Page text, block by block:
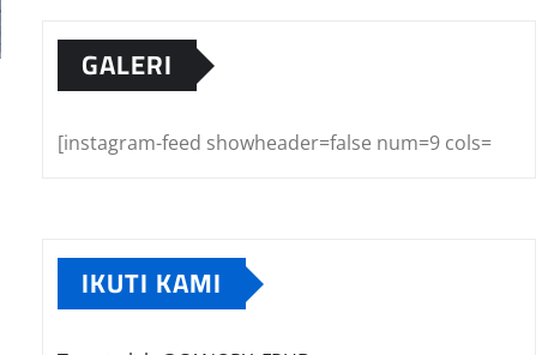
GALERI
[instagram-feed showheader=false num=9 cols=
IKUTI KAMI